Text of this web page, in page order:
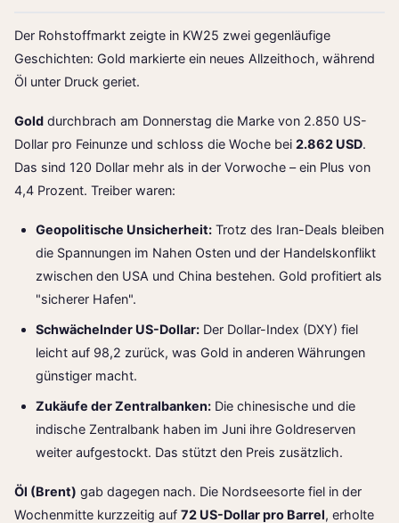
Der Rohstoffmarkt zeigte in KW25 zwei gegenläufige
Geschichten: Gold markierte ein neues Allzeithoch, während
Öl unter Druck geriet.
Gold durchbrach am Donnerstag die Marke von 2.850 US-
Dollar pro Feinunze und schloss die Woche bei 2.862 USD.
Das sind 120 Dollar mehr als in der Vorwoche – ein Plus von
4,4 Prozent. Treiber waren:
Geopolitische Unsicherheit: Trotz des Iran-Deals bleiben
die Spannungen im Nahen Osten und der Handelskonflikt
zwischen den USA und China bestehen. Gold profitiert als
"sicherer Hafen".
Schwächelnder US-Dollar: Der Dollar-Index (DXY) fiel
leicht auf 98,2 zurück, was Gold in anderen Währungen
günstiger macht.
Zukäufe der Zentralbanken: Die chinesische und die
indische Zentralbank haben im Juni ihre Goldreserven
weiter aufgestockt. Das stützt den Preis zusätzlich.
Öl (Brent) gab dagegen nach. Die Nordseesorte fiel in der
Wochenmitte kurzzeitig auf 72 US-Dollar pro Barrel, erholte